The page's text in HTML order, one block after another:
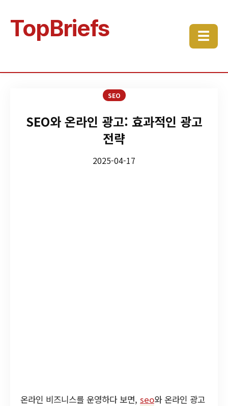
TopBriefs ☰
SEO
SEO와 온라인 광고: 효과적인 광고
전략
2025-04-17
온라인 비즈니스를 운영하다 보면, seo와 온라인 광고